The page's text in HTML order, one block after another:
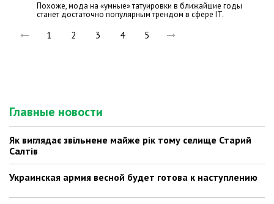
Похоже, мода на «умные» татуировки в ближайшие годы
станет достаточно популярным трендом в сфере IT.
1 2 3 4 5
Главные новости
Як виглядає звільнене майже рік тому селище Старий
Салтів
Украинская армия весной будет готова к наступлению